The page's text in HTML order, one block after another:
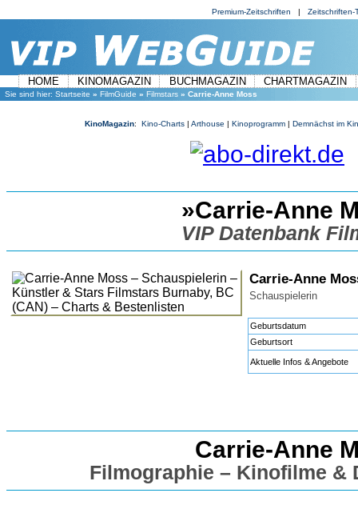
Premium-Zeitschriften | Zeitschriften-
HOME KINOMAGAZIN BUCHMAGAZIN CHARTMAGAZIN
Sie sind hier: Startseite » FilmGuide » Filmstars » Carrie-Anne Moss
KinoMagazin: Kino-Charts| Arthouse | Kinoprogramm| Demnächst im
»Carrie-Anne
VIP Datenbank
Carrie-Anne
Schauspielerin
Geburtsdatum
Geburtsort
Aktuelle Infos & Angebote
Carrie-Anne
Filmographie – Kinofilme &